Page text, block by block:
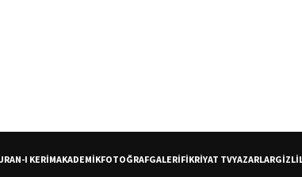
I KERİMAKADEMİKFOTOĞRAFGALERİFİKRİYAT TVYAZARLAR